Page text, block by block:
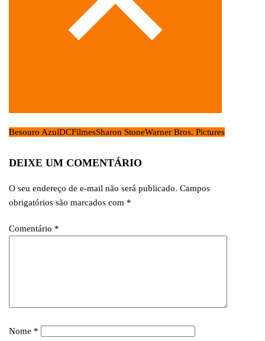
Besouro AzulDCFilmesSharon StoneWarner Bros. Pictures
DEIXE UM COMENTÁRIO
O seu endereço de e-mail não será publicado. Campos
obrigatórios são marcados com *
Comentário *
Nome *